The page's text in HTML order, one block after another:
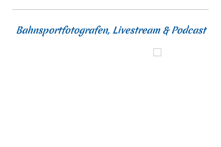
Bahnsportfotografen, Livestream & Podcast